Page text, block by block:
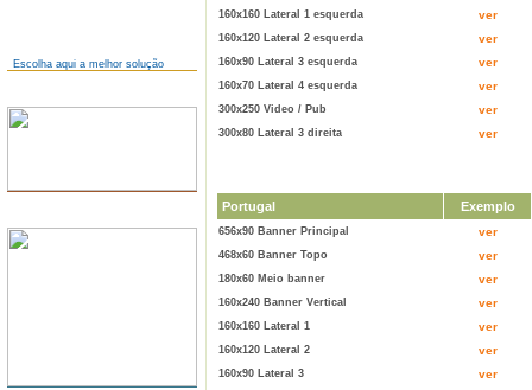
Escolha aqui a melhor solução
160x160 Lateral 1 esquerda ver
160x120 Lateral 2 esquerda ver
160x90 Lateral 3 esquerda ver
160x70 Lateral 4 esquerda ver
300x250 Video / Pub ver
300x80 Lateral 3 direita ver
Portugal Exemplo
656x90 Banner Principal ver
468x60 Banner Topo ver
180x60 Meio banner ver
160x240 Banner Vertical ver
160x160 Lateral 1 ver
160x120 Lateral 2 ver
160x90 Lateral 3 ver